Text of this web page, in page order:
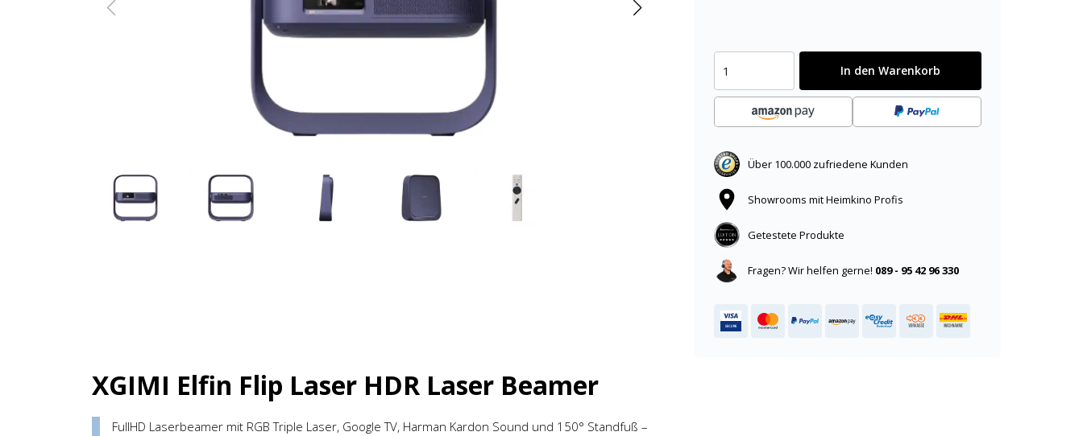
In den Warenkorb
Über 100.000 zufriedene Kunden
Showrooms mit Heimkino Profis
Getestete Produkte
Fragen? Wir helfen gerne! 089 - 95 42 96 330
XGIMI Elfin Flip Laser HDR Laser Beamer
FullHD Laserbeamer mit RGB Triple Laser, Google TV, Harman Kardon Sound und 150° Standfuß –